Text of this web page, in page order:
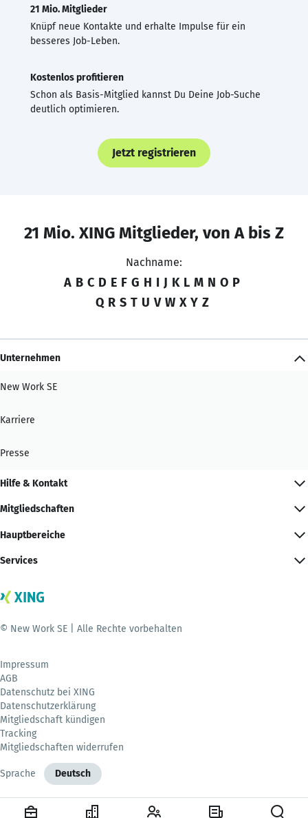
21 Mio. Mitglieder
Knüpf neue Kontakte und erhalte Impulse für ein
besseres Job-Leben.
Kostenlos profitieren
Schon als Basis-Mitglied kannst Du Deine Job-Suche
deutlich optimieren.
Jetzt registrieren
21 Mio. XING Mitglieder, von A bis Z
Nachname:
A B C D E F G H I J K L M N O P
Q R S T U V W X Y Z
Unternehmen
New Work SE
Karriere
Presse
Hilfe & Kontakt
Mitgliedschaften
Hauptbereiche
Services
© New Work SE | Alle Rechte vorbehalten
Impressum
AGB
Datenschutz bei XING
Datenschutzerklärung
Mitgliedschaft kündigen
Tracking
Mitgliedschaften widerrufen
Sprache Deutsch